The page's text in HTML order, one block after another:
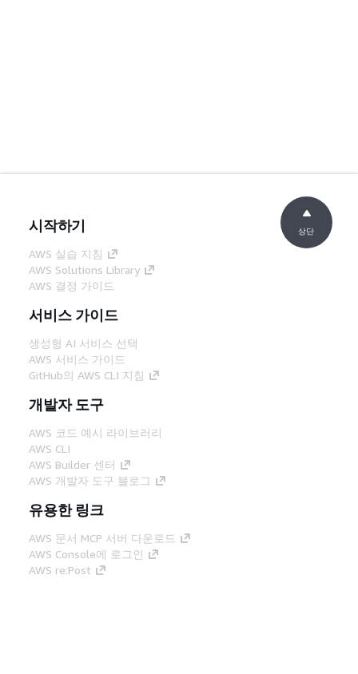
시작하기
AWS 실습 지침
AWS Solutions Library
AWS 결정 가이드
서비스 가이드
생성형 AI 서비스 선택
AWS 서비스 가이드
GitHub의 AWS CLI 지침
개발자 도구
AWS 코드 예시 라이브러리
AWS CLI
AWS Builder 센터
AWS 개발자 도구 블로그
유용한 링크
AWS 문서 MCP 서버 다운로드
AWS Console에 로그인
AWS re:Post
상단